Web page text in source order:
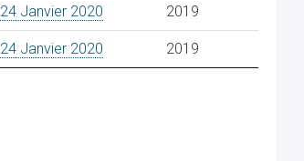
24 Janvier 2020 2019
24 Janvier 2020 2019